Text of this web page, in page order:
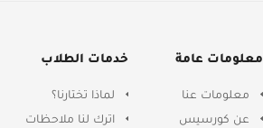
معلومات عامة
معلومات عنا
عن كورسيس
خدمات الطلاب
لماذا تختارنا؟
اترك لنا ملاحظات